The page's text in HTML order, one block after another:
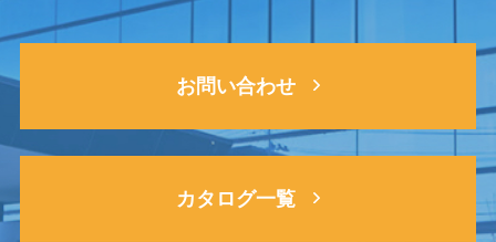
お問い合わせ
カタログ一覧